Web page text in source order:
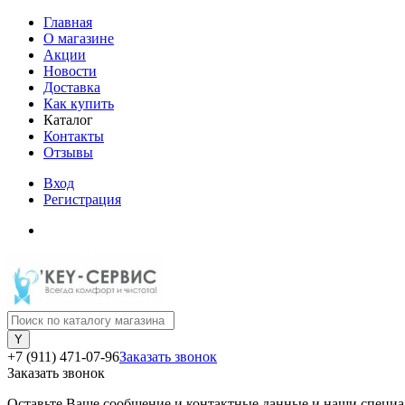
Главная
О магазине
Акции
Новости
Доставка
Как купить
Каталог
Контакты
Отзывы
Вход
Регистрация
+7 (911) 471-07-96Заказать звонок
Заказать звонок